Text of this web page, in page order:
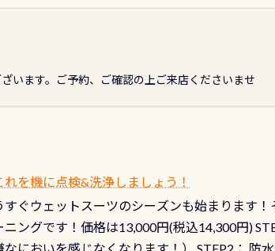
います。ご予約、ご確認の上ご来店くださいませ
を機に点検&洗浄しましょう！
すぐウェットスーツのシーズンも始まります
ニングです！価格は13,000円(税込14,300円)